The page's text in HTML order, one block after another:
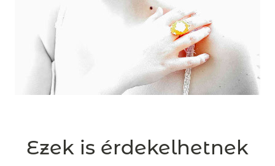
Ezek is érdekelhetnek